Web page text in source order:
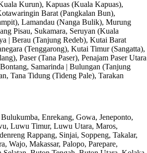
Kurun), Kapuas (Kuala Kapuas),
Barat (Pangkalan Bun),
Lamandau (Nanga Bulik), Murung
Pisau, Sukamara, Seruyan (Kuala
| Berau (Tanjung Redeb), Kutai Barat
(Tenggarong), Kutai Timur (Sangatta),
Paser (Tana Paser), Penajam Paser Utara
Samarinda | Bulungan (Tanjung
Tana Tidung (Tideng Pale), Tarakan
Enrekang, Gowa, Jeneponto,
Luwu Timur, Luwu Utara, Maros,
Rappang, Sinjai, Soppeng, Takalar,
Wajo, Makassar, Palopo, Parepare,